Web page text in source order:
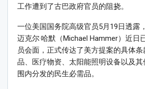
工作遭到了古巴政府官员的阻挠。
一位美国国务院高级官员5月19日透露
迈克尔·哈默（Michael Hammer）近日
员会面，正式传达了美方提案的具体
品、医疗物资、太阳能照明设备以及
围内分发的民生必需品。